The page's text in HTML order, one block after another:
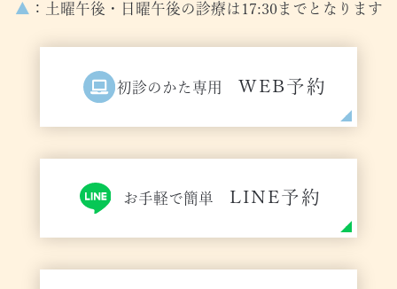
▲ ：土曜午後・日曜午後の診療は17:30までとなります
初診のかた専用 WEB予約
お手軽で簡単 LINE予約